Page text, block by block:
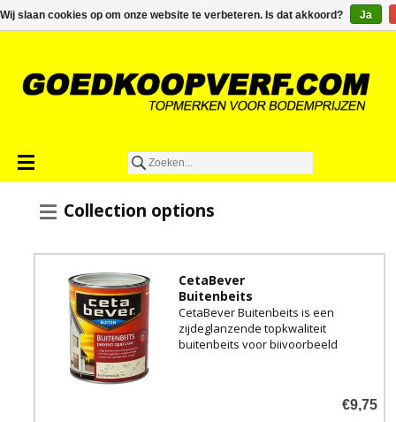
€0,00
Collection options
CetaBever
Buitenbeits
CetaBever Buitenbeits is een
zijdeglanzende topkwaliteit
buitenbeits voor bijvoorbeeld
€9,75
Wij slaan cookies op om onze website te verbeteren. Is dat akkoord? Ja